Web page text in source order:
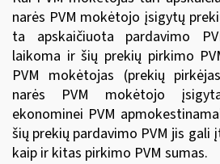
narės PVM mokėtojo įsigytų
ta apskaičiuota pardavimo
laikoma ir šių prekių pirkimo
PVM mokėtojas (prekių
narės PVM mokėtojo
ekonominei PVM
šių prekių pardavimo PVM jis
kaip ir kitas pirkimo PVM sumas.